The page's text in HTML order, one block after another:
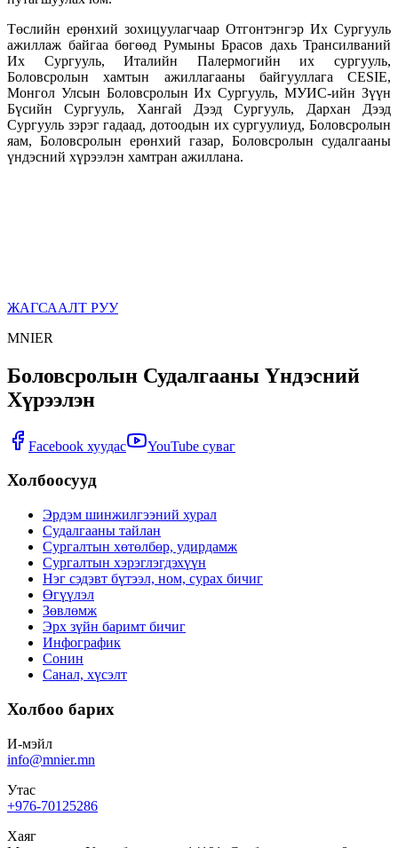
Төслийн ерөнхий зохицуулагчаар Отгонтэнгэр Их Сургууль
ажиллаж байгаа бөгөөд Румыны Брасов дахь Трансилваний
Их Сургууль, Италийн Палермогийн их сургууль,
Боловсролын хамтын ажиллагааны байгууллага CESIE,
Монгол Улсын Боловсролын Их Сургууль, МУИС-ийн Зүүн
Бүсийн Сургууль, Хангай Дээд Сургууль, Дархан Дээд
Сургууль зэрэг гадаад, дотоодын их сургуулиуд, Боловсролын
яам, Боловсролын ерөнхий газар, Боловсролын судалгааны
үндэсний хүрээлэн хамтран ажиллана.
ЖАГСААЛТ РУУ
MNIER
Боловсролын Судалгааны Үндэсний
Хүрээлэн
Facebook хуудас YouTube суваг
Холбоосууд
Эрдэм шинжилгээний хурал
Судалгааны тайлан
Сургалтын хөтөлбөр, удирдамж
Сургалтын хэрэглэгдэхүүн
Нэг сэдэвт бүтээл, ном, сурах бичиг
Өгүүлэл
Зөвлөмж
Эрх зүйн баримт бичиг
Инфографик
Сонин
Санал, хүсэлт
Холбоо барих
И-мэйл
info@mnier.mn
Утас
+976-70125286
Хаяг